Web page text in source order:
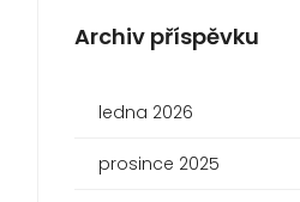
Archiv příspěvku
ledna 2026
prosince 2025